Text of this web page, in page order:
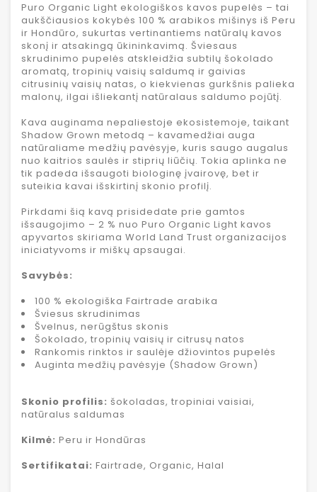
Puro Organic Light ekologiškos kavos pupelės – tai
aukščiausios kokybės 100 % arabikos mišinys iš Peru
ir Hondūro, sukurtas vertinantiems natūralų kavos
skonį ir atsakingą ūkininkavimą. Šviesaus
skrudinimo pupelės atskleidžia subtilų šokolado
aromatą, tropinių vaisių saldumą ir gaivias
citrusinių vaisių natas, o kiekvienas gurkšnis palieka
malonų, ilgai išliekantį natūralaus saldumo pojūtį.
Kava auginama nepaliestoje ekosistemoje, taikant
Shadow Grown metodą – kavamedžiai auga
natūraliame medžių pavėsyje, kuris saugo augalus
nuo kaitrios saulės ir stiprių liūčių. Tokia aplinka ne
tik padeda išsaugoti biologinę įvairovę, bet ir
suteikia kavai išskirtinį skonio profilį.
Pirkdami šią kavą prisidedate prie gamtos
išsaugojimo – 2 % nuo Puro Organic Light kavos
apyvartos skiriama World Land Trust organizacijos
iniciatyvoms ir miškų apsaugai.
Savybės:
100 % ekologiška Fairtrade arabika
Šviesus skrudinimas
Švelnus, nerūgštus skonis
Šokolado, tropinių vaisių ir citrusų natos
Rankomis rinktos ir saulėje džiovintos pupelės
Auginta medžių pavėsyje (Shadow Grown)
Skonio profilis: šokoladas, tropiniai vaisiai,
natūralus saldumas
Kilmė: Peru ir Hondūras
Sertifikatai: Fairtrade, Organic, Halal